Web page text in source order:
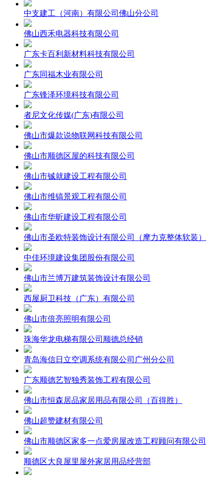
中支建工（河南）有限公司佛山分公司
佛山西禾电器科技有限公司
广东卡百利新材料科技有限公司
广东同福木业有限公司
广东锋泽环境科技有限公司
者尼文化传媒(广东)有限公司
佛山市爆款说物联网科技有限公司
佛山市顺德区屋的科技有限公司
佛山市铖就建设工程有限公司
佛山市维镐景观工程有限公司
佛山市华昕建设工程有限公司
佛山市圣欧特装饰设计有限公司（摩力克整体软装）
中佳环境建设集团股份有限公司
佛山市兰博万建筑装饰设计有限公司
西屋厨卫科技（广东）有限公司
佛山市倍亮照明有限公司
珠海华龙电梯有限公司顺德总经销
青岛海信日立空调系统有限公司广州分公司
广东顺德艺智独秀装饰工程有限公司
佛山市恒森居品家居用品有限公司（百得胜）
佛山超赞建材有限公司
佛山市顺德区家多一点爱房屋改造工程顾问有限公司
顺德区大良屋里屋外家居用品经营部